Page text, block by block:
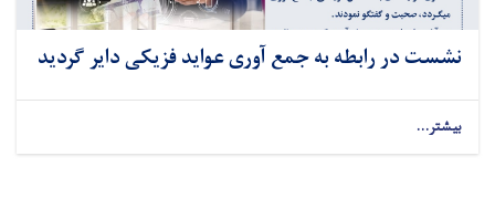
نشست در رابطه به جمع آوری عواید فزیکی دایر گردید
بیشتر...